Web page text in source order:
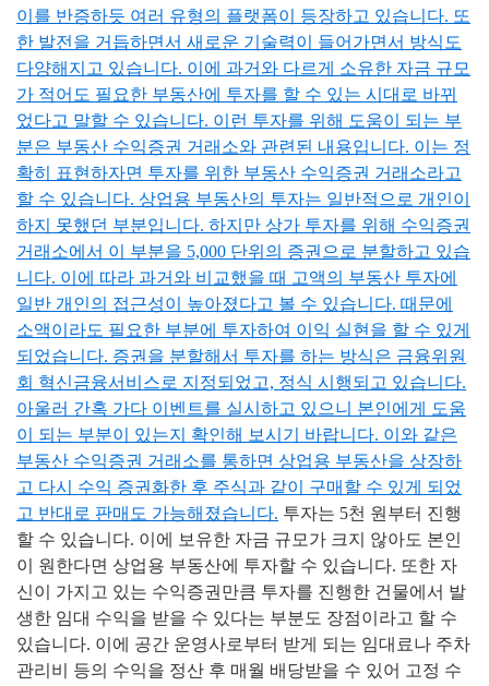
이를 반증하듯 여러 유형의 플랫폼이 등장하고 있습니다. 또
한 발전을 거듭하면서 새로운 기술력이 들어가면서 방식도
다양해지고 있습니다. 이에 과거와 다르게 소유한 자금 규모
가 적어도 필요한 부동산에 투자를 할 수 있는 시대로 바뀌
었다고 말할 수 있습니다. 이런 투자를 위해 도움이 되는 부
분은 부동산 수익증권 거래소와 관련된 내용입니다. 이는 정
확히 표현하자면 투자를 위한 부동산 수익증권 거래소라고
할 수 있습니다. 상업용 부동산의 투자는 일반적으로 개인이
하지 못했던 부분입니다. 하지만 상가 투자를 위해 수익증권
거래소에서 이 부분을 5,000 단위의 증권으로 분할하고 있습
니다. 이에 따라 과거와 비교했을 때 고액의 부동산 투자에
일반 개인의 접근성이 높아졌다고 볼 수 있습니다. 때문에
소액이라도 필요한 부분에 투자하여 이익 실현을 할 수 있게
되었습니다. 증권을 분할해서 투자를 하는 방식은 금융위원
회 혁신금융서비스로 지정되었고, 정식 시행되고 있습니다.
아울러 간혹 가다 이벤트를 실시하고 있으니 본인에게 도움
이 되는 부분이 있는지 확인해 보시기 바랍니다. 이와 같은
부동산 수익증권 거래소를 통하면 상업용 부동산을 상장하
고 다시 수익 증권화한 후 주식과 같이 구매할 수 있게 되었
고 반대로 판매도 가능해졌습니다. 투자는 5천 원부터 진행
할 수 있습니다. 이에 보유한 자금 규모가 크지 않아도 본인
이 원한다면 상업용 부동산에 투자할 수 있습니다. 또한 자
신이 가지고 있는 수익증권만큼 투자를 진행한 건물에서 발
생한 임대 수익을 받을 수 있다는 부분도 장점이라고 할 수
있습니다. 이에 공간 운영사로부터 받게 되는 임대료나 주차
관리비 등의 수익을 정산 후 매월 배당받을 수 있어 고정 수